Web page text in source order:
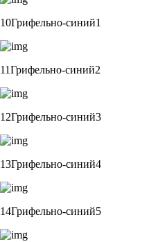
10Грифельно-синий1
11Грифельно-синий2
12Грифельно-синий3
13Грифельно-синий4
14Грифельно-синий5